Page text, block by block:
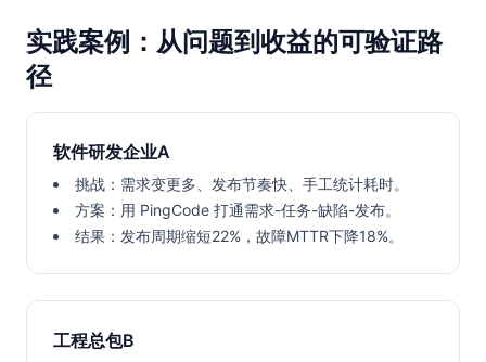
实践案例：从问题到收益的可验证路
径
软件研发企业A
挑战：需求变更多、发布节奏快、手工统计耗时。
方案：用 PingCode 打通需求-任务-缺陷-发布。
结果：发布周期缩短22%，故障MTTR下降18%。
工程总包B